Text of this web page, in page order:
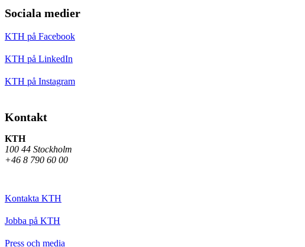
Sociala medier
KTH på Facebook
KTH på LinkedIn
KTH på Instagram
Kontakt
KTH
100 44 Stockholm
+46 8 790 60 00
Kontakta KTH
Jobba på KTH
Press och media